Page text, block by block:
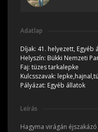
Adatlap
Díjak: 41. helyezett, Egyéb
Helyszín: Bükki Nemzeti
Faj: tüzes tarkalepke
Kulcsszavak:
Pályázat: Egyéb állatok
Leírás
Hagyma virágán